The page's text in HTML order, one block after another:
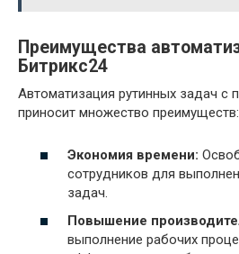
Преимущества
Битрикс24
Автоматизация рутинных задач
приносит множество преимуществ:
Экономия времени:
сотрудников для
задач.
Повышение
выполнение рабочих